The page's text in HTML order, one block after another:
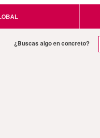
¿Buscas algo en concreto?